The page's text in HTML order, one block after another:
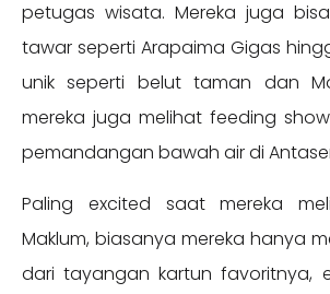
petugas wisata. Mereka juga
tawar seperti Arapaima Gigas
unik seperti belut taman dan
mereka juga melihat feeding
pemandangan bawah air di
Paling excited saat mereka
Maklum, biasanya mereka hanya
dari tayangan kartun favoritnya,